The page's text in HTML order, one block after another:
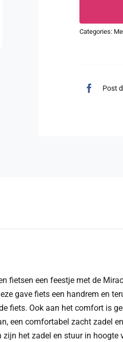
Categories:
Post
fietsen een feestje met de
gave fiets een handrem en
fiets. Ook aan het comfort is
een comfortabel zacht zadel
het zadel en stuur in hoogte